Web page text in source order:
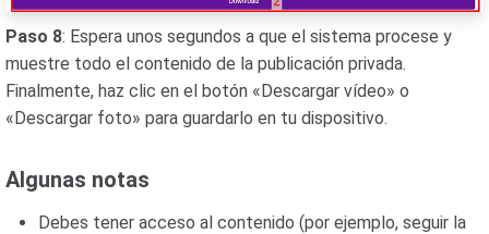
Paso 8: Espera unos segundos a que el sistema procese y
muestre todo el contenido de la publicación privada.
Finalmente, haz clic en el botón «Descargar vídeo» o
«Descargar foto» para guardarlo en tu dispositivo.
Algunas notas
Debes tener acceso al contenido (por ejemplo, seguir la